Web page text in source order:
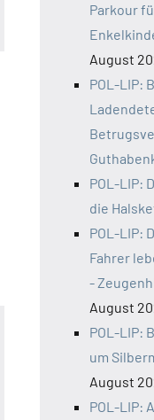
Parkour
August
POL-LIP:
POL-LIP:
die
POL-LIP:
Fahrer
-
August
POL-LIP:
um
August
POL-LIP: